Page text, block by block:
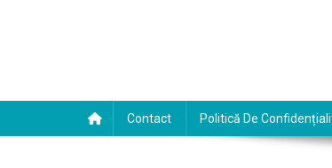
Contact Politică De